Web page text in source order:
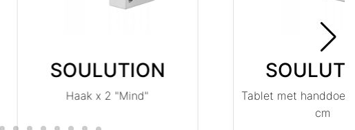
SOULUTION
Haak x 2 "Mind"
Tablet met
cm